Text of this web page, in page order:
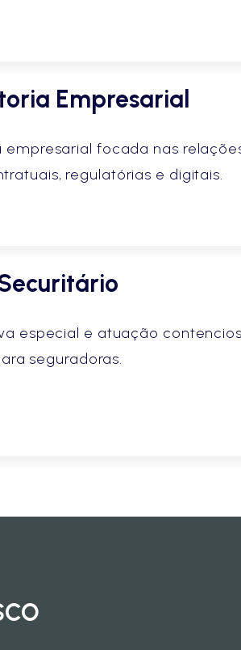
Empresarial
empresarial focada nas
regulatórias e digitais.
especial e atuação
seguradoras.